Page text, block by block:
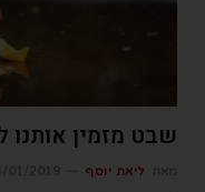
שבט מזמין
ליאת יוסף